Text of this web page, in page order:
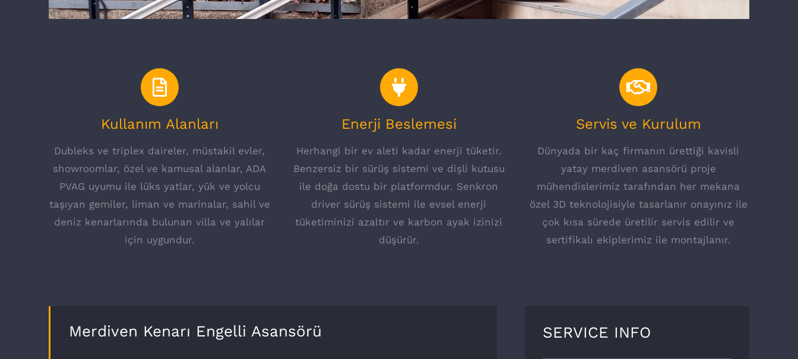
Kullanım Alanları
Dubleks ve triplex daireler, müstakil evler,
showroomlar, özel ve kamusal alanlar, ADA
PVAG uyumu ile lüks yatlar, yük ve yolcu
taşıyan gemiler, liman ve marinalar, sahil ve
deniz kenarlarında bulunan villa ve yalılar
için uygundur.
Enerji Beslemesi
Herhangi bir ev aleti kadar enerji tüketir.
Benzersiz bir sürüş sistemi ve dişli kutusu
ile doğa dostu bir platformdur. Senkron
driver sürüş sistemi ile evsel enerji
tüketiminizi azaltır ve karbon ayak izinizi
düşürür.
Servis ve Kurulum
Dünyada bir kaç firmanın ürettiği kavisli
yatay merdiven asansörü proje
mühendislerimiz tarafından her mekana
özel 3D teknolojisiyle tasarlanır onayınız ile
çok kısa sürede üretilir servis edilir ve
sertifikalı ekiplerimiz ile montajlanır.
Merdiven Kenarı Engelli Asansörü SERVICE INFO